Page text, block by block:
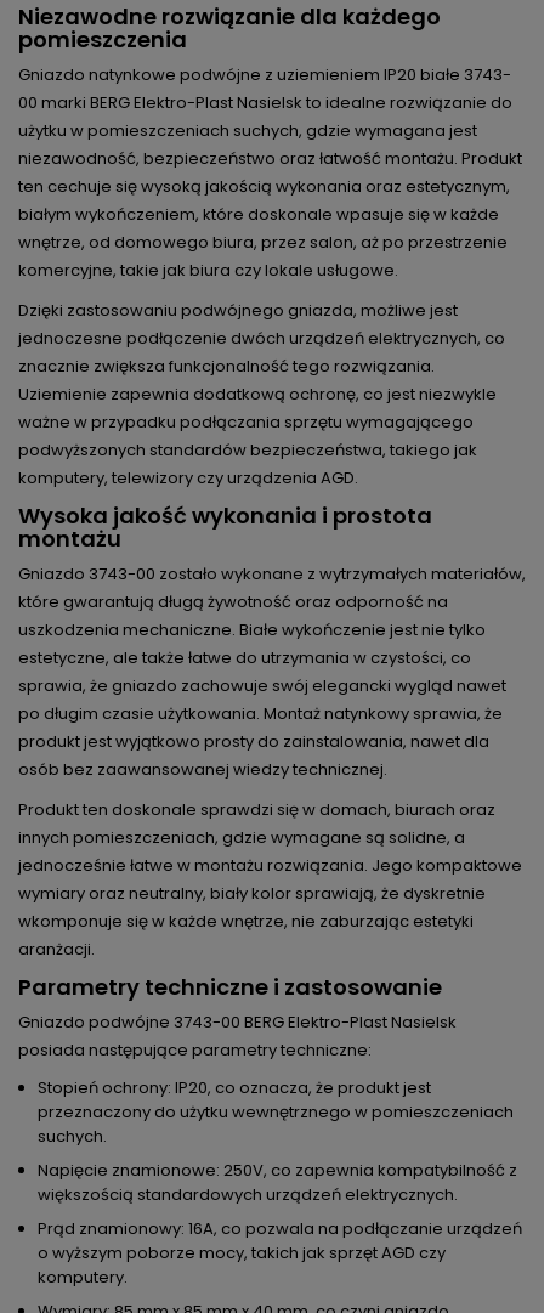
Niezawodne rozwiązanie dla każdego
pomieszczenia
Gniazdo natynkowe podwójne z uziemieniem IP20 białe 3743-
00 marki BERG Elektro-Plast Nasielsk to idealne rozwiązanie do
użytku w pomieszczeniach suchych, gdzie wymagana jest
niezawodność, bezpieczeństwo oraz łatwość montażu. Produkt
ten cechuje się wysoką jakością wykonania oraz estetycznym,
białym wykończeniem, które doskonale wpasuje się w każde
wnętrze, od domowego biura, przez salon, aż po przestrzenie
komercyjne, takie jak biura czy lokale usługowe.
Dzięki zastosowaniu podwójnego gniazda, możliwe jest
jednoczesne podłączenie dwóch urządzeń elektrycznych, co
znacznie zwiększa funkcjonalność tego rozwiązania.
Uziemienie zapewnia dodatkową ochronę, co jest niezwykle
ważne w przypadku podłączania sprzętu wymagającego
podwyższonych standardów bezpieczeństwa, takiego jak
komputery, telewizory czy urządzenia AGD.
Wysoka jakość wykonania i prostota
montażu
Gniazdo 3743-00 zostało wykonane z wytrzymałych materiałów,
które gwarantują długą żywotność oraz odporność na
uszkodzenia mechaniczne. Białe wykończenie jest nie tylko
estetyczne, ale także łatwe do utrzymania w czystości, co
sprawia, że gniazdo zachowuje swój elegancki wygląd nawet
po długim czasie użytkowania. Montaż natynkowy sprawia, że
produkt jest wyjątkowo prosty do zainstalowania, nawet dla
osób bez zaawansowanej wiedzy technicznej.
Produkt ten doskonale sprawdzi się w domach, biurach oraz
innych pomieszczeniach, gdzie wymagane są solidne, a
jednocześnie łatwe w montażu rozwiązania. Jego kompaktowe
wymiary oraz neutralny, biały kolor sprawiają, że dyskretnie
wkomponuje się w każde wnętrze, nie zaburzając estetyki
aranżacji.
Parametry techniczne i zastosowanie
Gniazdo podwójne 3743-00 BERG Elektro-Plast Nasielsk
posiada następujące parametry techniczne:
Stopień ochrony: IP20, co oznacza, że produkt jest
przeznaczony do użytku wewnętrznego w pomieszczeniach
suchych.
Napięcie znamionowe: 250V, co zapewnia kompatybilność z
większością standardowych urządzeń elektrycznych.
Prąd znamionowy: 16A, co pozwala na podłączanie urządzeń
o wyższym poborze mocy, takich jak sprzęt AGD czy
komputery.